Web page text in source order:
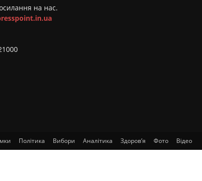
на нас.
Політика Вибори Аналітика Здоров’я Фото Відео